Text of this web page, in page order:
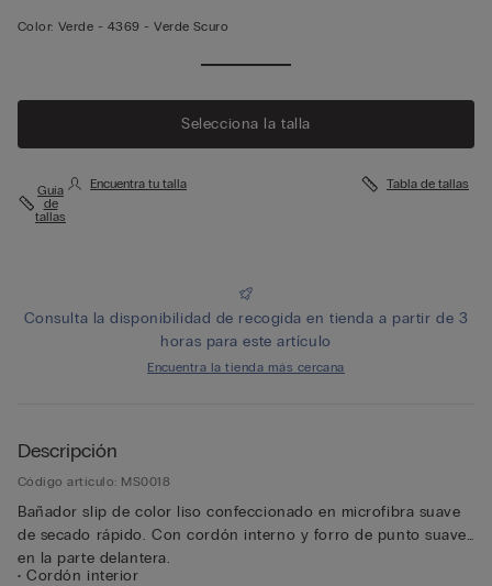
Color: Verde - 4369 - Verde Scuro
Selecciona la talla
Guía
de
tallas
Encuentra tu talla Tabla de tallas
Consulta la disponibilidad de recogida en tienda a partir de 3
horas para este artículo
Encuentra la tienda más cercana
Descripción
Código artículo: MS0018
Bañador slip de color liso confeccionado en microfibra suave
de secado rápido. Con cordón interno y forro de punto suave
en la parte delantera.
• Cordón interior